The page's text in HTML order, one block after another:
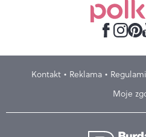
Kontakt Reklama
Moje